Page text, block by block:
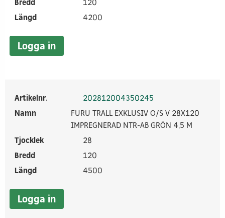
Bredd
120
Längd
4200
Logga in
Artikelnr.
202812004350245
Namn
FURU TRALL EXKLUSIV O/S V 28X120
IMPREGNERAD NTR-AB GRÖN 4,5 M
Tjocklek
28
Bredd
120
Längd
4500
Logga in